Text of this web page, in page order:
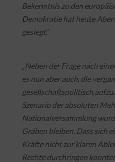
Bekenntnis zu den
Demokratie hat heute
gesiegt.“
„Neben der Frage nach
es nun aber auch, die
gesellschaftspolitisch
Szenario der absoluten
Nationalversammlung
Gräben bleiben. Dass sich
Kräfte nicht zur klaren
Rechte durchringen